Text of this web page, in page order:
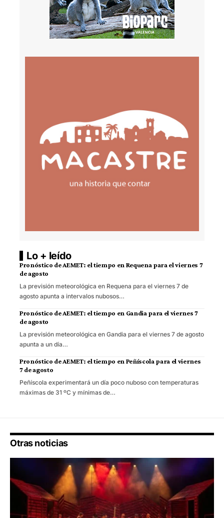
Lo + leído
Pronóstico de AEMET: el tiempo en Requena para el viernes 7
de agosto
La previsión meteorológica en Requena para el viernes 7 de
agosto apunta a intervalos nubosos…
Pronóstico de AEMET: el tiempo en Gandia para el viernes 7
de agosto
La previsión meteorológica en Gandia para el viernes 7 de agosto
apunta a un día…
Pronóstico de AEMET: el tiempo en Peñíscola para el viernes
7 de agosto
Peñíscola experimentará un día poco nuboso con temperaturas
máximas de 31 ºC y mínimas de…
Otras noticias